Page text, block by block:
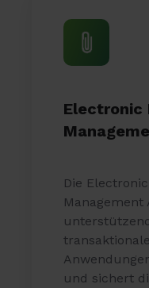
Electronic
Die
Management
und sichert